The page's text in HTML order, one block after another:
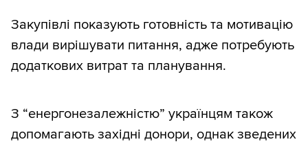
Закупівлі показують готовність та мотивацію
влади вирішувати питання, адже потребують
додаткових витрат та планування.
З “енергонезалежністю” українцям також
допомагають західні донори, однак зведених